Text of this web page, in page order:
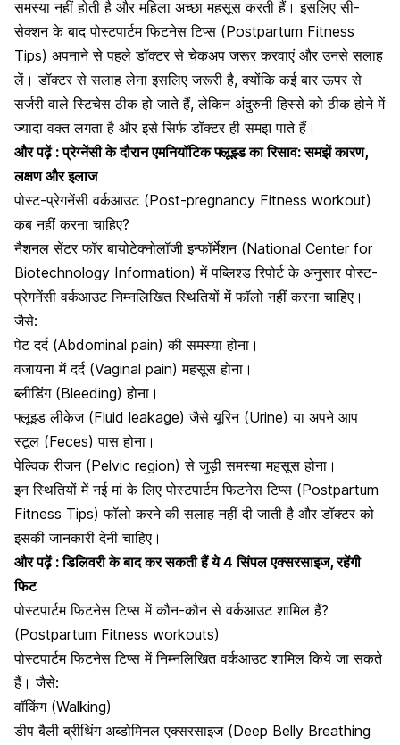
समस्या नहीं होती है और महिला अच्छा महसूस करती हैं। इसलिए सी-
सेक्शन के बाद पोस्टपार्टम फिटनेस टिप्स (Postpartum Fitness
Tips) अपनाने से पहले डॉक्टर से चेकअप जरूर करवाएं और उनसे सलाह
लें। डॉक्टर से सलाह लेना इसलिए जरूरी है, क्योंकि कई बार ऊपर से
सर्जरी वाले स्टिचेस ठीक हो जाते हैं, लेकिन अंदुरुनी हिस्से को ठीक होने में
ज्यादा वक्त लगता है और इसे सिर्फ डॉक्टर ही समझ पाते हैं।
और पढ़ें :प्रेग्नेंसी के दौरान एमनियॉटिक फ्लूइड का रिसाव: समझें कारण,
लक्षण और इलाज
पोस्ट-प्रेगनेंसी वर्कआउट (Post-pregnancy Fitness workout)
कब नहीं करना चाहिए?
नैशनल सेंटर फॉर बायोटेक्नोलॉजी इन्फॉर्मेशन (National Center for
Biotechnology Information) में पब्लिश्ड रिपोर्ट के अनुसार पोस्ट-
प्रेगनेंसी वर्कआउट निम्नलिखित स्थितियों में फॉलो नहीं करना चाहिए।
जैसे:
पेट दर्द(Abdominal pain) की समस्या होना।
वजायना में दर्द (Vaginal pain) महसूस होना।
ब्लीडिंग (Bleeding) होना।
फ्लूइड लीकेज (Fluid leakage) जैसे यूरिन (Urine) या अपने आप
स्टूल (Feces) पास होना।
पेल्विक रीजन (Pelvic region) से जुड़ी समस्या महसूस होना।
इन स्थितियों में नई मां के लिए पोस्टपार्टम फिटनेस टिप्स (Postpartum
Fitness Tips) फॉलो करने की सलाह नहीं दी जाती है और डॉक्टर को
इसकी जानकारी देनी चाहिए।
और पढ़ें :डिलिवरी के बाद कर सकती हैं ये 4 सिंपल एक्सरसाइज, रहेंगी
फिट
पोस्टपार्टम फिटनेस टिप्स में कौन-कौन से वर्कआउट शामिल हैं?
(Postpartum Fitness workouts)
पोस्टपार्टम फिटनेस टिप्स में निम्नलिखित वर्कआउट शामिल किये जा सकते
हैं। जैसे:
वॉकिंग (Walking)
डीप बैली ब्रीथिंग अब्डोमिनल एक्सरसाइज (Deep Belly Breathing